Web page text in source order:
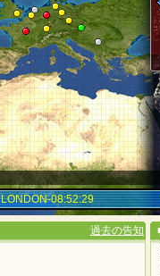
LONDON-08:52:30
過去の告知